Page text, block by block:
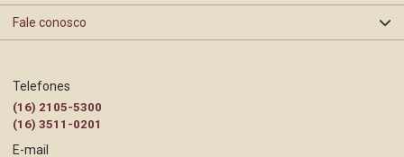
Rastreabilidade
Fale conosco
Telefones
(16) 2105-5300
(16) 3511-0201
E-mail